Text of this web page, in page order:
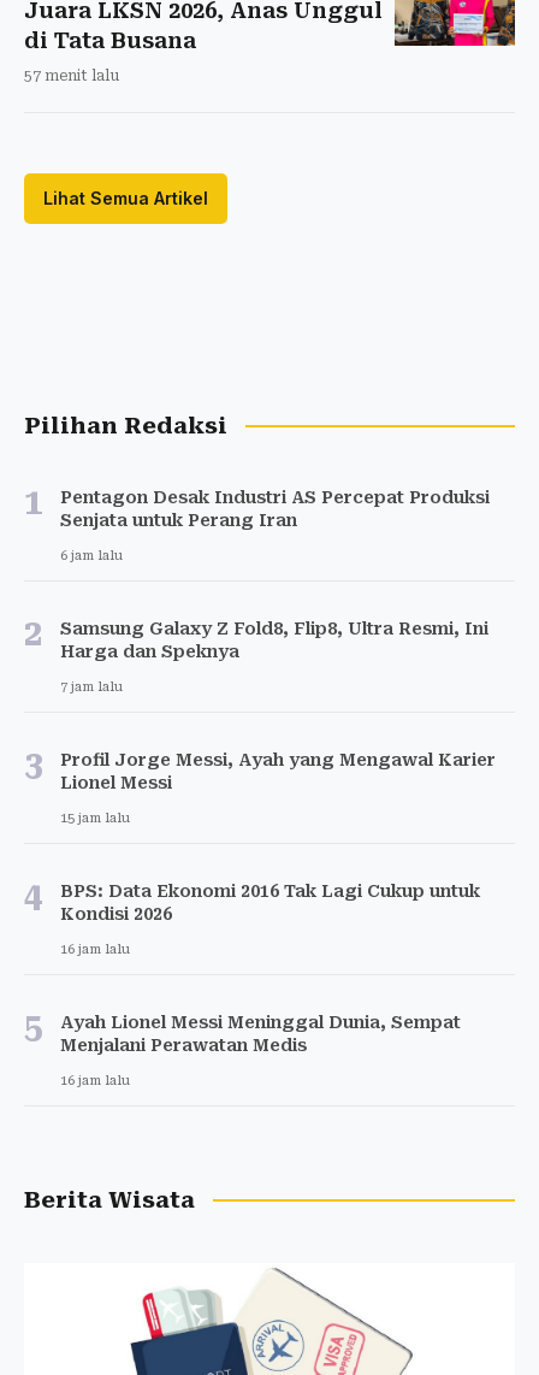
Juara LKSN 2026, Anas Unggul
di Tata Busana
57 menit lalu
Lihat Semua Artikel
Pilihan Redaksi
1
Pentagon Desak Industri AS Percepat Produksi
Senjata untuk Perang Iran
6 jam lalu
2
Samsung Galaxy Z Fold8, Flip8, Ultra Resmi, Ini
Harga dan Speknya
7 jam lalu
3
Profil Jorge Messi, Ayah yang Mengawal Karier
Lionel Messi
15 jam lalu
4
BPS: Data Ekonomi 2016 Tak Lagi Cukup untuk
Kondisi 2026
16 jam lalu
5
Ayah Lionel Messi Meninggal Dunia, Sempat
Menjalani Perawatan Medis
16 jam lalu
Berita Wisata